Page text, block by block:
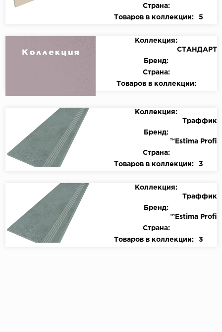
Страна:
Товаров в коллекции:
5
Коллекция:
СТАНДАРТ
Бренд:
Страна:
Товаров в коллекции:
Коллекция:
Траффик
Бренд:
™Estima Profi
Страна:
Товаров в коллекции:
3
Коллекция:
Траффик
Бренд:
™Estima Profi
Страна:
Товаров в коллекции:
3